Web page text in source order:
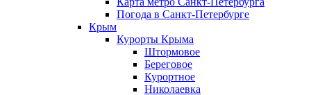
Погода в Санкт-Петербурге
Крым
Курорты Крыма
Штормовое
Береговое
Курортное
Николаевка